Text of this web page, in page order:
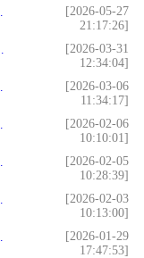
[2026-05-27
21:17:26]
[2026-03-31
12:34:04]
[2026-03-06
11:34:17]
[2026-02-06
10:10:01]
[2026-02-05
10:28:39]
[2026-02-03
10:13:00]
[2026-01-29
17:47:53]